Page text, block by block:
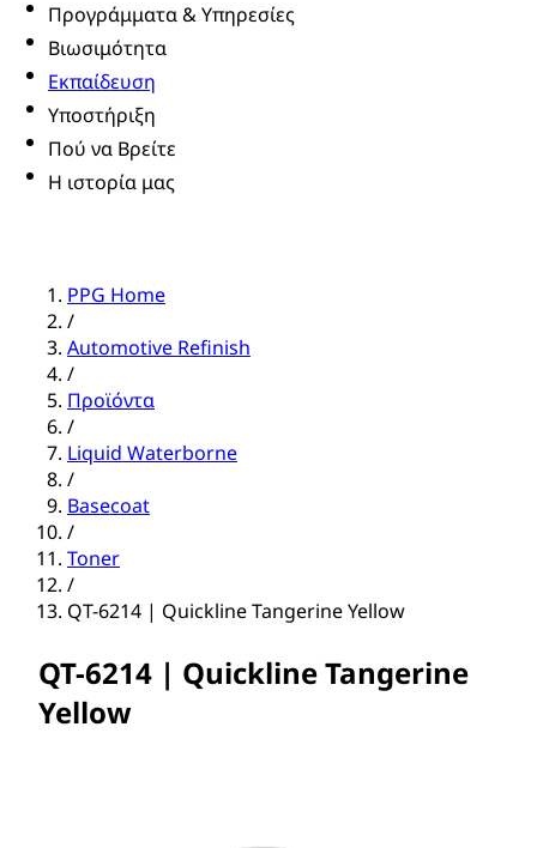
Προγράμματα & Υπηρεσίες
Βιωσιμότητα
Εκπαίδευση
Υποστήριξη
Πού να Βρείτε
Η ιστορία μας
PPG Home
/
Automotive Refinish
/
Προϊόντα
/
Liquid Waterborne
/
Basecoat
/
Toner
/
QT-6214 | Quickline Tangerine Yellow
QT-6214 | Quickline Tangerine
Yellow